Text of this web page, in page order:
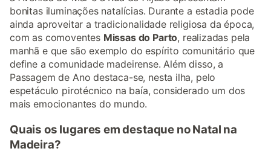
bonitas iluminações natalícias. Durante a estadia pode
ainda aproveitar a tradicionalidade religiosa da época,
com as comoventes Missas do Parto, realizadas pela
manhã e que são exemplo do espírito comunitário que
define a comunidade madeirense. Além disso, a
Passagem de Ano destaca-se, nesta ilha, pelo
espetáculo pirotécnico na baía, considerado um dos
mais emocionantes do mundo.
Quais os lugares em destaque no Natal na
Madeira?